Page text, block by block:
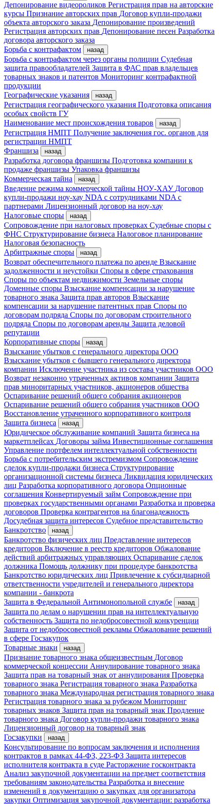
Депонирование видеороликов Регистрация прав на авторские
курсы Признание авторских прав Договор купли-продажи
объекта авторского заказа Депонирование произведений
Регистрация авторских прав Депонирование песен Разработка
договора авторского заказа
Борьба с контрафактом
назад
Борьба с контрафактом через органы полиции Судебная
защита правообладателей Защита в ФАС прав владельцев
товарных знаков и патентов Мониторинг контрафактной
продукции
Географические указания
назад
Регистрация географического указания Подготовка описания
особых свойств ГУ
Наименование мест происхождения товаров
назад
Регистрация НМПТ Получение заключения гос. органов для
регистрации НМПТ
Франшиза
назад
Разработка договора франшизы Подготовка компании к
продаже франшизы Упаковка франшизы
Коммерческая тайна
назад
Введение режима коммерческой тайны НОУ-ХАУ Договор
купли-продажи ноу-хау NDA с сотрудниками NDA с
партнерами Лицензионный договор на ноу-хау
Налоговые споры
назад
Сопровождение при налоговых проверках Судебные споры с
ФНС Структурирование бизнеса Налоговое планирование
Налоговая безопасность
Арбитражные споры
назад
Возврат обеспечительного платежа по аренде Взыскание
задолженности и неустойки Споры в сфере страхования
Споры по объектам недвижимости Земельные споры
Доменные споры Взыскание компенсации за нарушение
товарного знака Защита прав авторов Взыскание
компенсации за нарушение патентных прав Споры по
договорам подряда Споры по договорам строительного
подряда Споры по договорам аренды Защита деловой
репутации
Корпоративные споры
назад
Взыскание убытков с генерального директора ООО
Взыскание убытков с бывшего генерального директора
компании Исключение участника из состава участников ООО
Возврат незаконно утраченных активов компании Защита
прав миноритарных участников, акционеров общества
Оспаривание решений общего собрания акционеров
Оспаривание решений общего собрания участников ООО
Восстановление утраченного корпоративного контроля
Защита бизнеса
назад
Юридическое обслуживание компаний Защита бизнеса на
маркетплейсах Договоры займа Инвестиционные соглашения
Управление портфелем интеллектуальной собственности
Борьба с потребительским экстремизмом Сопровождение
сделок купли-продажи бизнеса Структурирование
организационной системы бизнеса Ликвидация юридических
лиц Разработка корпоративного договора Опционные
соглашения Конвертируемый займ Сопровождение при
проверках государственными органами Разработка и проверка
договоров Проверка контрагентов на благонадежность
Досудебная защита интересов Судебное представительство
Банкротство
назад
Банкротство физических лиц Представление интересов
кредиторов Включение в реестр кредиторов Обжалование
действий арбитражных управляющих Оспаривание сделок
должника Помощь должнику при процедуре банкротства
Банкротство юридических лиц Привлечение к субсидиарной
ответственности учредителей и генерального директора
компании - банкрота
Защита в Федеральной Антимонопольной службе
назад
Защита по делам о нарушении прав на интеллектуальную
собственность Защита по недобросовестной конкуренции
Защита от недобросовестной рекламы Обжалование решений
в сфере Госзакупок
Товарные знаки
назад
Признание товарного знака общеизвестным Договор
коммерческой концессии Аннулирование товарного знака
Защита прав на товарный знак от аннулирования Проверка
товарного знака Регистрация товарного знака Разработка
товарного знака Международная регистрация товарного знака
Регистрация товарного знака за рубежом Мониторинг
товарных знаков Защита прав на товарный знак Продление
товарного знака Договор купли-продажи товарного знака
Лицензионный договор на товарный знак
Госзакупки
назад
Консультирование по вопросам заключения и исполнения
контрактов в рамках 44-ФЗ, 223-ФЗ Защита интересов
исполнителя контракта в суде Расторжение госконтракта
Анализ закупочной документации на предмет соответствия
требованиям законодательства Разработка и внесение
изменений в документацию о закупках для организатора
закупки Оптимизация закупочной документации: разработка